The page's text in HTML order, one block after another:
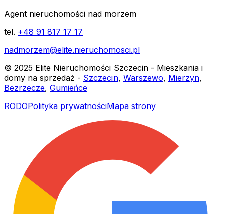
Agent nieruchomości nad morzem
tel. +48 91 817 17 17
nadmorzem@elite.nieruchomosci.pl
© 2025 Elite Nieruchomości Szczecin - Mieszkania i
domy na sprzedaż - Szczecin, Warszewo, Mierzyn,
Bezrzecze, Gumieńce
RODOPolityka prywatnościMapa strony